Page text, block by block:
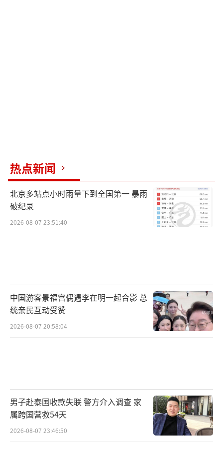
热点新闻
北京多站点小时雨量下到全国第一 暴雨
破纪录
2026-08-07 23:51:40
中国游客景福宫偶遇李在明一起合影 总
统亲民互动受赞
2026-08-07 20:58:04
男子赴泰国收款失联 警方介入调查 家
属跨国营救54天
2026-08-07 23:46:50